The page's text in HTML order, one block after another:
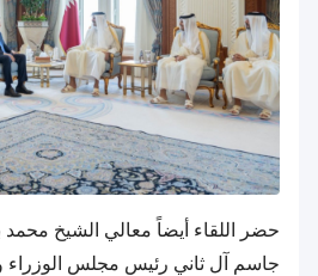
حضر اللقاء أيضاً معالي الشيخ
جاسم آل ثاني رئيس مجلس الوزراء